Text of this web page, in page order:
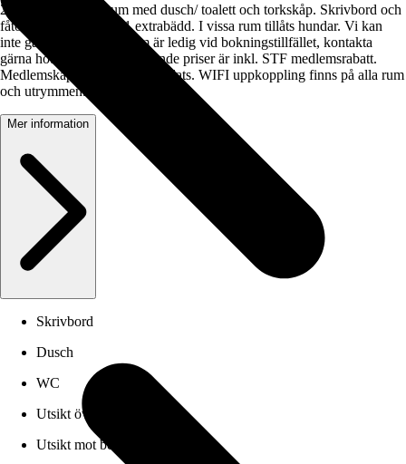
2 enkelsängar, badrum med dusch/ toalett och torkskåp. Skrivbord och
fåtöljer. Utrymme för 1 extrabädd. I vissa rum tillåts hundar. Vi kan
inte garantera att hundrum är ledig vid bokningstillfället, kontakta
gärna hotellet. Samtliga boende priser är inkl. STF medlemsrabatt.
Medlemskap kan tecknas på plats. WIFI uppkoppling finns på alla rum
och utrymmen.
Mer information
Skrivbord
Dusch
WC
Utsikt över trädgård
Utsikt mot berg